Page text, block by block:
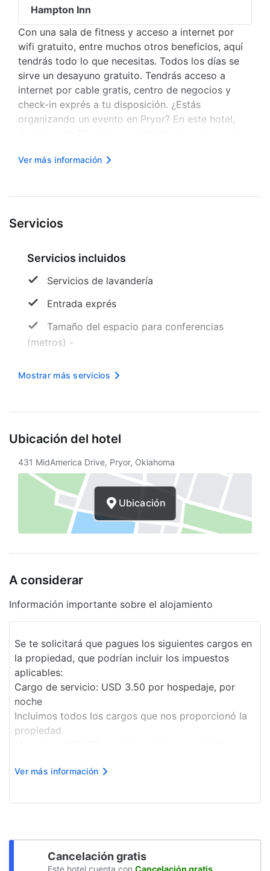
Hampton Inn
Con una sala de fitness y acceso a internet por
wifi gratuito, entre muchos otros beneficios, aquí
tendrás todo lo que necesitas. Todos los días se
sirve un desayuno gratuito. Tendrás acceso a
internet por cable gratis, centro de negocios y
check-in exprés a tu disposición. ¿Estás
organizando un evento en Pryor? En este hotel,
Hay un estacionamiento gratis disponible. Te
Ver más información
Servicios
Servicios incluidos
Servicios de lavandería
Entrada exprés
Tamaño del espacio para conferencias
(metros) -
ruedas
Piscina accesible para sillas de ruedas
Área designada para fumar
Camino sin escaleras a la entrada
Aparcamiento accesible para sillas de
ruedas
Salida exprés
Desayuno gratis
Centro de negocios
Recepción 24 horas
Recarga de autos eléctricos
Programa de actividades diario
Seguro
Servicio de café en el lobby
Estacionamiento sin asistencia gratuito
Clases de acondicionamiento físico
Mostrar más servicios
Ubicación del hotel
431 MidAmerica Drive, Pryor, Oklahoma
Ubicación
A considerar
Información importante sobre el alojamiento
Se te solicitará que pagues los siguientes cargos en
la propiedad, que podrían incluir los impuestos
aplicables:
Cargo de servicio: USD 3.50 por hospedaje, por
noche
Incluimos todos los cargos que nos proporcionó la
propiedad.
La lista anterior puede estar incompleta. Además, es
Importes sujetos a cambios.
Ver más información
Cancelación gratis
Este hotel cuenta con Cancelación gratis